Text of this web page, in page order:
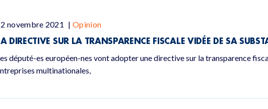
novembre 2021 | Opinion
DIRECTIVE SUR LA TRANSPARENCE FISCALE VIDÉE DE SA
député-es européen-nes vont adopter une directive sur la transparence
multinationales,